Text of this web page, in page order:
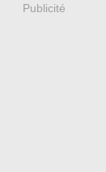
Publicité